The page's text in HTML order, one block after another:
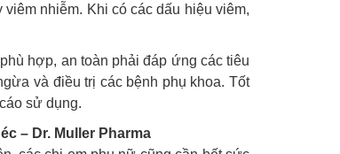
nhiễm. Khi có các dấu hiệu viêm,
hợp, an toàn phải đáp ứng các tiêu
và điều trị các bệnh phụ khoa. Tốt
sử dụng.
– Dr. Muller Pharma